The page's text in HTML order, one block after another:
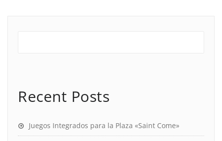
Recent Posts
Juegos Integrados para la Plaza «Saint Come»